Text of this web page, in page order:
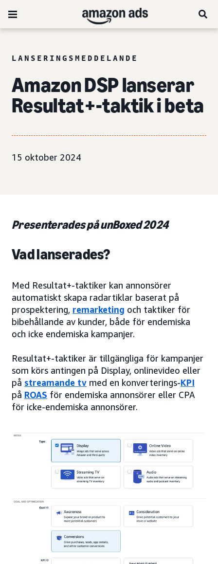
LANSERINGSMEDDELANDE
Amazon DSP lanserar
Resultat+-taktik i beta
15 oktober 2024
Presenterades på unBoxed 2024
Vad lanserades?
Med Resultat+-taktiker kan annonsörer
automatiskt skapa radartiklar baserat på
prospektering, remarketing och taktiker för
bibehållande av kunder, både för endemiska
och icke endemiska kampanjer.
Resultat+-taktiker är tillgängliga för kampanjer
som körs antingen på Display, onlinevideo eller
på streamande tv med en konverterings-KPI
på ROAS för endemiska annonsörer eller CPA
för icke-endemiska annonsörer.